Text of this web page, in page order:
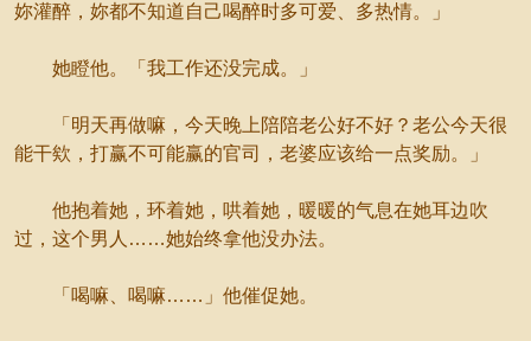
妳灌醉，妳都不知道自己喝醉时多可爱、多热情。」
她瞪他。「我工作还没完成。」
「明天再做嘛，今天晚上陪陪老公好不好？老公今天很
能干欸，打赢不可能赢的官司，老婆应该给一点奖励。」
他抱着她，环着她，哄着她，暖暖的气息在她耳边吹
过，这个男人……她始终拿他没办法。
「喝嘛、喝嘛……」他催促她。